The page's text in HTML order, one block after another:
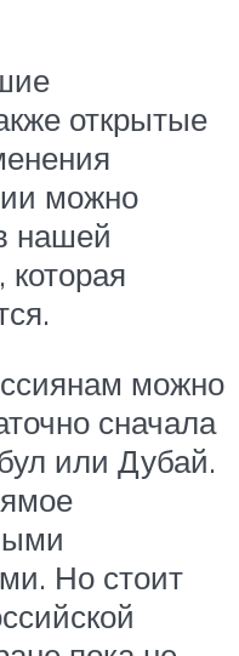
открытые
можно
нашей
которая
можно
сначала
или Дубай.
Но стоит